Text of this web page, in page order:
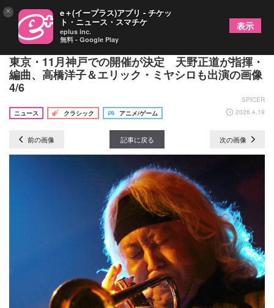
「エヴァンゲリオン」ウインドシンフォニー、10月
東京・11月神戸での開催が決定 天野正道が指揮・
編曲、高橋洋子＆エリック・ミヤシロも出演の画像
4/6
SPICER
ニュース
クラシック アニメ/ゲーム 2026.4.19
前の画像 記事に戻る 次の画像
× e＋(イープラス)アプリ - チケッ
ト・ニュース・スマチケ
eplus inc.
無料 - Google Play
表示